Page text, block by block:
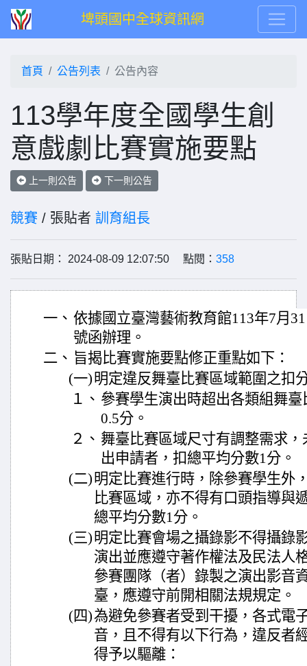
埤頭國中全球資訊網
首頁 公告列表 公告內容
113學年度全國學生創
意戲劇比賽實施要點
上一則公告 下一則公告
競賽 / 張貼者 訓育組長
張貼日期： 2024-08-09 12:07:50 點閱： 358
一、 依據國立臺灣藝術教育館113年7月
號函辦理。
二、 旨揭比賽實施要點修正重點如下：
(一)明定違反舞臺比賽區域範圍之扣
１、 參賽學生演出時超出各類組舞
0.5分。
２、 舞臺比賽區域尺寸有調整需求
出申請者，扣總平均分數1分。
(二)明定比賽進行時，除參賽學生外
比賽區域，亦不得有口頭指導與
總平均分數1分。
(三)明定比賽會場之攝錄影不得攝錄
演出並應遵守著作權法及民法人
參賽團隊（者）錄製之演出影音
臺，應遵守前開相關法規規定。
(四)為避免參賽者受到干擾，各式電
音，且不得有以下行為，違反者
得予以驅離：